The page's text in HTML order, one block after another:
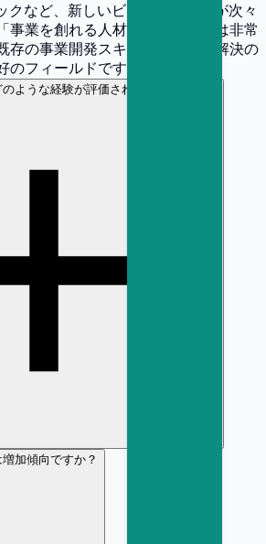
クなど、新しいビジネスモデルが次々
事業を創れる人材」へのニーズは非常
存の事業開発スキルを社会課題解決の
のフィールドです。
ような経験が評価されやすいですか？
加傾向ですか？